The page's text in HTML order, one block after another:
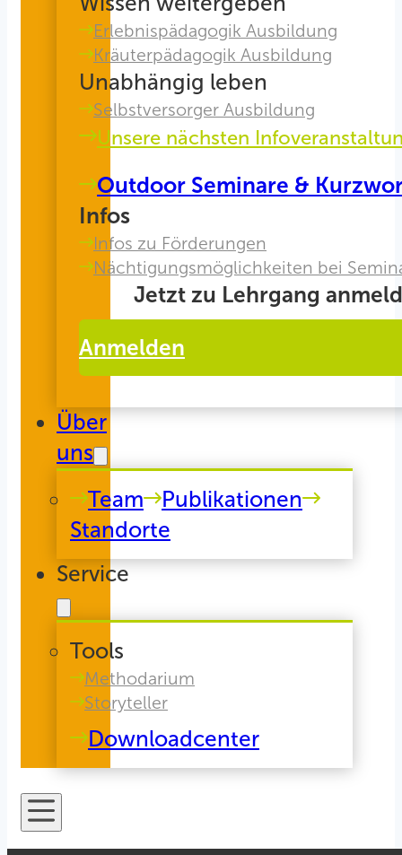
Erlebnispädagogik Ausbildung
Kräuterpädagogik Ausbildung
Unabhängig leben
Selbstversorger Ausbildung
Unsere nächsten
Outdoor Seminare &
Infos
Infos zu Förderungen
Nächtigungsmöglichkeiten bei
Jetzt zu Lehrgang
Anmelden
Über
uns
Team
Publikationen
Standorte
Service
Tools
Methodarium
Storyteller
Downloadcenter